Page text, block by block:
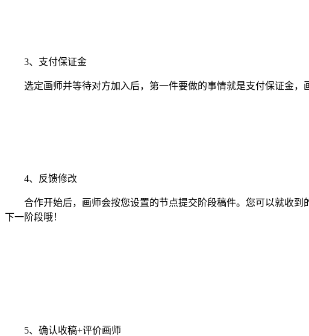
3、支付保证金
选定画师并等待对方加入后，第一件要做的事情就是支付保证金，
4、反馈修改
合作开始后，画师会按您设置的节点提交阶段稿件。您可以就收到
下一阶段哦！
5、确认收稿+评价画师